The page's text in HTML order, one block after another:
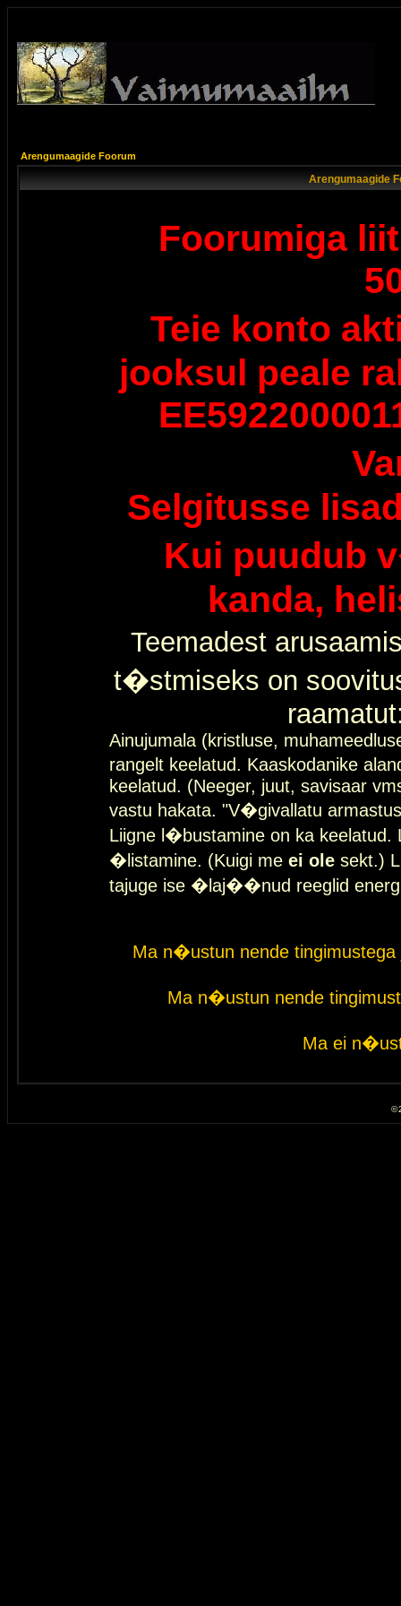
Arengumaagide Foorum
Arengumaagide
Foorumiga
Teie konto
jooksul peale
Selgitusse
Kui puudub
kanda,
Teemadest
t�stmiseks on
Ainujumala (kristluse,
rangelt keelatud. Kaaskodanike
keelatud. (Neeger, juut, savisaar
vastu hakata. "V�givallatu
Liigne l�bustamine on ka keelatud.
�listamine. (Kuigi me ei ole sekt.)
tajuge ise �laj��nud reeglid
Ma n�ustun nende
Ma n�ustun nende
Ma ei
©